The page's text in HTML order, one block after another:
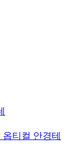
티컬 안경테